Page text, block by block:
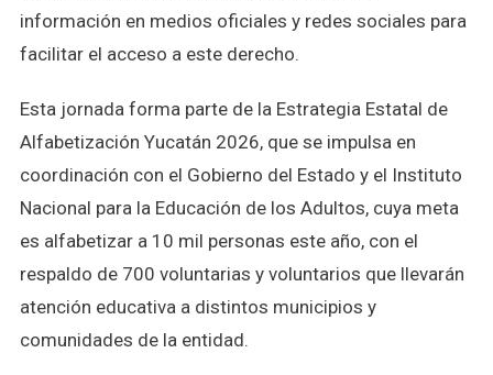
información en medios oficiales y redes sociales para
facilitar el acceso a este derecho.
Esta jornada forma parte de la Estrategia Estatal de
Alfabetización Yucatán 2026, que se impulsa en
coordinación con el Gobierno del Estado y el Instituto
Nacional para la Educación de los Adultos, cuya meta
es alfabetizar a 10 mil personas este año, con el
respaldo de 700 voluntarias y voluntarios que llevarán
atención educativa a distintos municipios y
comunidades de la entidad.